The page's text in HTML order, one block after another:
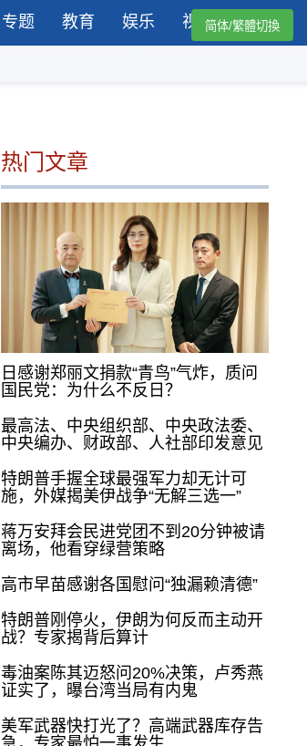
专题 教育 娱乐 视频简体/繁體切換
热门文章
日感谢郑丽文捐款“青鸟”气炸，质问
国民党：为什么不反日？
最高法、中央组织部、中央政法委、
中央编办、财政部、人社部印发意见
特朗普手握全球最强军力却无计可
施，外媒揭美伊战争“无解三选一”
蒋万安拜会民进党团不到20分钟被请
离场，他看穿绿营策略
高市早苗感谢各国慰问“独漏赖清德”
特朗普刚停火，伊朗为何反而主动开
战？专家揭背后算计
毒油案陈其迈怒问20%决策，卢秀燕
证实了，曝台湾当局有内鬼
美军武器快打光了？高端武器库存告